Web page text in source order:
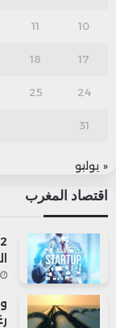
10
11
17
18
24
25
31
« يوليو
اقتصاد المغرب